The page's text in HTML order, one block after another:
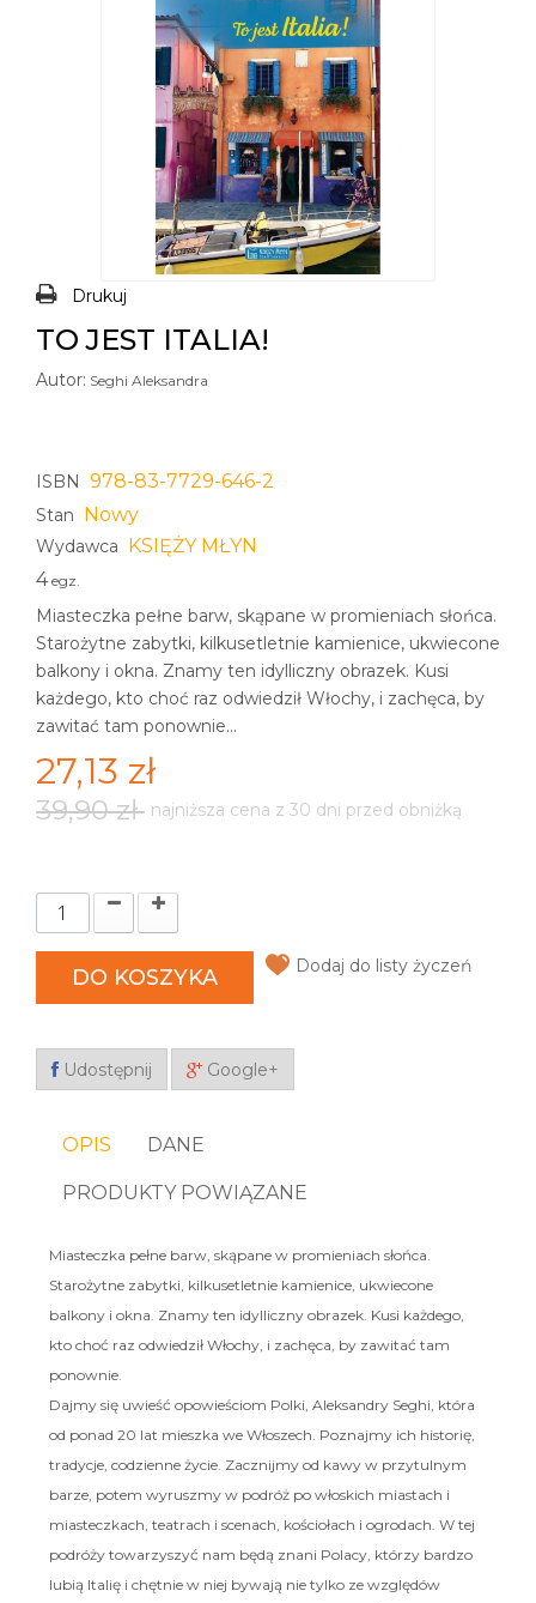
Drukuj
TO JEST ITALIA!
Autor: Seghi Aleksandra
ISBN 978-83-7729-646-2
Stan Nowy
Wydawca KSIĘŻY MŁYN
4 egz.
Miasteczka pełne barw, skąpane w promieniach słońca.
Starożytne zabytki, kilkusetletnie kamienice, ukwiecone
balkony i okna. Znamy ten idylliczny obrazek. Kusi
każdego, kto choć raz odwiedził Włochy, i zachęca, by
zawitać tam ponownie...
27,13 zł
39,90 zł najniższa cena z 30 dni przed obniżką
DO KOSZYKA Dodaj do listy życzeń
Udostępnij Google+
OPIS DANE
PRODUKTY POWIĄZANE
Miasteczka pełne barw, skąpane w promieniach słońca.
Starożytne zabytki, kilkusetletnie kamienice, ukwiecone
balkony i okna. Znamy ten idylliczny obrazek. Kusi każdego,
kto choć raz odwiedził Włochy, i zachęca, by zawitać tam
ponownie.
Dajmy się uwieść opowieściom Polki, Aleksandry Seghi, która
od ponad 20 lat mieszka we Włoszech. Poznajmy ich historię,
tradycje, codzienne życie. Zacznijmy od kawy w przytulnym
barze, potem wyruszmy w podróż po włoskich miastach i
miasteczkach, teatrach i scenach, kościołach i ogrodach. W tej
podróży towarzyszyć nam będą znani Polacy, którzy bardzo
lubią Italię i chętnie w niej bywają nie tylko ze względów